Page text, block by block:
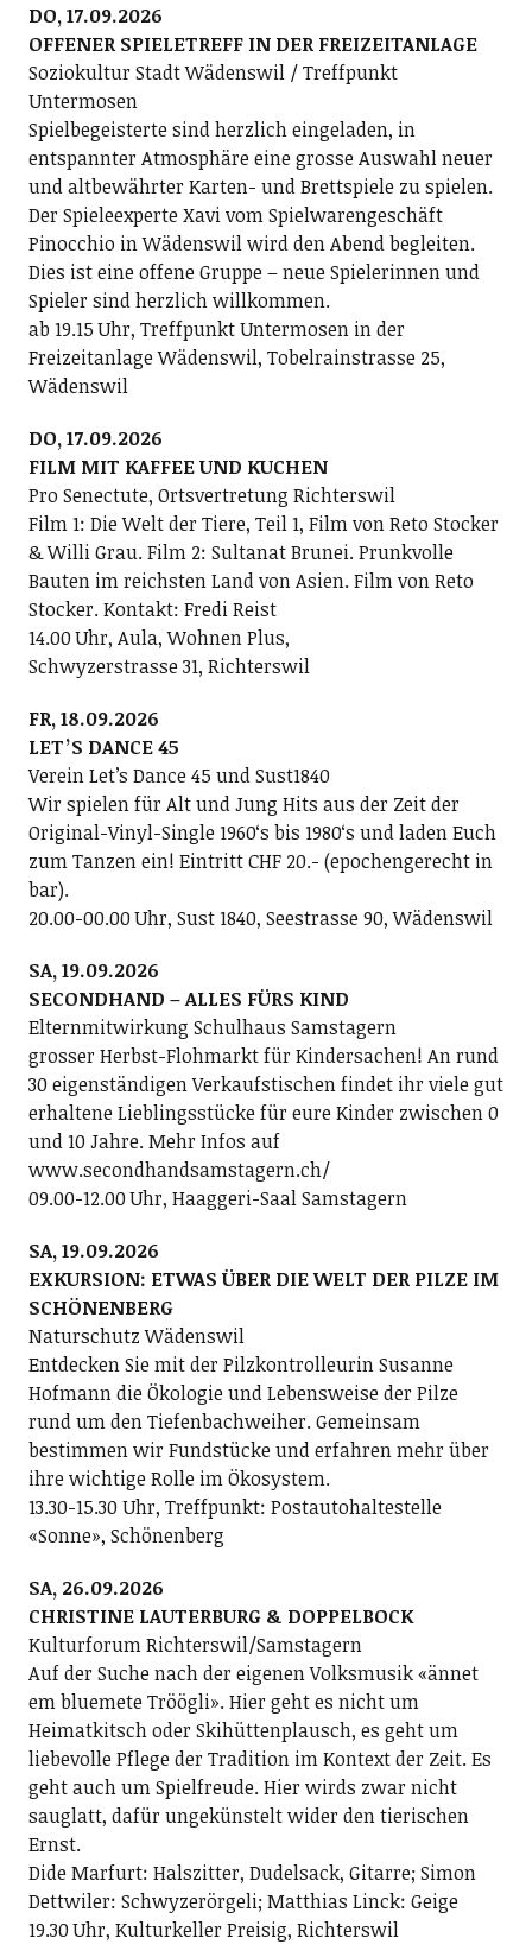
DO, 17.09.2026
OFFENER SPIELETREFF IN DER FREIZEITANLAGE
Soziokultur Stadt Wädenswil / Treffpunkt
Untermosen
Spielbegeisterte sind herzlich eingeladen, in
entspannter Atmosphäre eine grosse Auswahl neuer
und altbewährter Karten- und Brettspiele zu spielen.
Der Spieleexperte Xavi vom Spielwarengeschäft
Pinocchio in Wädenswil wird den Abend begleiten.
Dies ist eine offene Gruppe – neue Spielerinnen und
Spieler sind herzlich willkommen.
ab 19.15 Uhr, Treffpunkt Untermosen in der
Freizeitanlage Wädenswil, Tobelrainstrasse 25,
Wädenswil
DO, 17.09.2026
FILM MIT KAFFEE UND KUCHEN
Pro Senectute, Ortsvertretung Richterswil
Film 1: Die Welt der Tiere, Teil 1, Film von Reto Stocker
& Willi Grau. Film 2: Sultanat Brunei. Prunkvolle
Bauten im reichsten Land von Asien. Film von Reto
Stocker. Kontakt: Fredi Reist
14.00 Uhr, Aula, Wohnen Plus,
Schwyzerstrasse 31, Richterswil
FR, 18.09.2026
LETʼS DANCE 45
Verein Letʼs Dance 45 und Sust1840
Wir spielen für Alt und Jung Hits aus der Zeit der
Original-Vinyl-Single 1960ʻs bis 1980ʻs und laden Euch
zum Tanzen ein! Eintritt CHF 20.- (epochengerecht in
bar).
20.00-00.00 Uhr, Sust 1840, Seestrasse 90, Wädenswil
SA, 19.09.2026
SECONDHAND – ALLES FÜRS KIND
Elternmitwirkung Schulhaus Samstagern
grosser Herbst-Flohmarkt für Kindersachen! An rund
30 eigenständigen Verkaufstischen findet ihr viele gut
erhaltene Lieblingsstücke für eure Kinder zwischen 0
und 10 Jahre. Mehr Infos auf
www.secondhandsamstagern.ch/
09.00-12.00 Uhr, Haaggeri-Saal Samstagern
SA, 19.09.2026
EXKURSION: ETWAS ÜBER DIE WELT DER PILZE IM
SCHÖNENBERG
Naturschutz Wädenswil
Entdecken Sie mit der Pilzkontrolleurin Susanne
Hofmann die Ökologie und Lebensweise der Pilze
rund um den Tiefenbachweiher. Gemeinsam
bestimmen wir Fundstücke und erfahren mehr über
ihre wichtige Rolle im Ökosystem.
13.30-15.30 Uhr, Treffpunkt: Postautohaltestelle
«Sonne», Schönenberg
SA, 26.09.2026
CHRISTINE LAUTERBURG & DOPPELBOCK
Kulturforum Richterswil/Samstagern
Auf der Suche nach der eigenen Volksmusik «ännet
em bluemete Tröögli». Hier geht es nicht um
Heimatkitsch oder Skihüttenplausch, es geht um
liebevolle Pflege der Tradition im Kontext der Zeit. Es
geht auch um Spielfreude. Hier wirds zwar nicht
sauglatt, dafür ungekünstelt wider den tierischen
Ernst.
Dide Marfurt: Halszitter, Dudelsack, Gitarre; ­Simon
Dettwiler: Schwyzerörgeli; Matthias Linck: Geige
19.30 Uhr, Kulturkeller Preisig, Richterswil